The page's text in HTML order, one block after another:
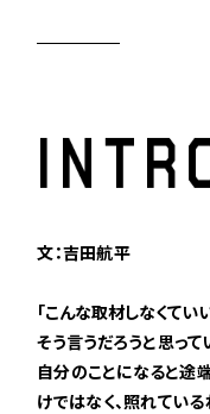
INTR
文：吉田航平
「こんな取材しなくてい
そう言うだろうと思っ
自分のことになると途
けではなく、照れてい